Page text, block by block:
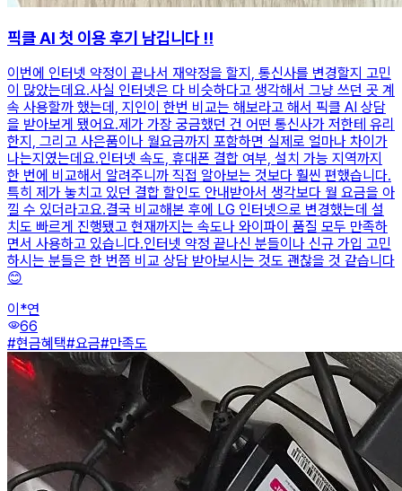
픽클 AI 첫 이용 후기 남깁니다 !!
이번에 인터넷 약정이 끝나서 재약정을 할지, 통신사를 변경할지 고민
이 많았는데요.사실 인터넷은 다 비슷하다고 생각해서 그냥 쓰던 곳 계
속 사용할까 했는데, 지인이 한번 비교는 해보라고 해서 픽클 AI 상담
을 받아보게 됐어요.제가 가장 궁금했던 건 어떤 통신사가 저한테 유리
한지, 그리고 사은품이나 월요금까지 포함하면 실제로 얼마나 차이가
나는지였는데요.인터넷 속도, 휴대폰 결합 여부, 설치 가능 지역까지
한 번에 비교해서 알려주니까 직접 알아보는 것보다 훨씬 편했습니다.
특히 제가 놓치고 있던 결합 할인도 안내받아서 생각보다 월 요금을 아
낄 수 있더라고요.결국 비교해본 후에 LG 인터넷으로 변경했는데 설
치도 빠르게 진행됐고 현재까지는 속도나 와이파이 품질 모두 만족하
면서 사용하고 있습니다.인터넷 약정 끝나신 분들이나 신규 가입 고민
하시는 분들은 한 번쯤 비교 상담 받아보시는 것도 괜찮을 것 같습니다
😊
이*연
visibility66
#현금혜택#요금#만족도